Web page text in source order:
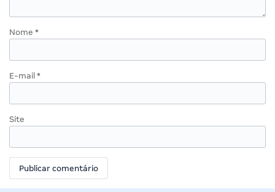
Nome *
E-mail *
Site